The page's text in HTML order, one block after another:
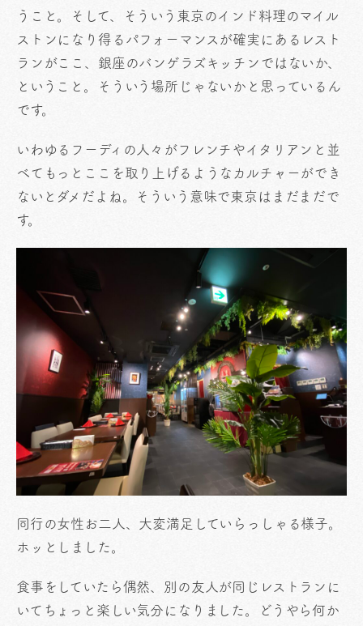
うこと。そして、そういう東京のインド料理のマイル
ストンになり得るパフォーマンスが確実にあるレスト
ランがここ、銀座のバンゲラズキッチンではないか、
ということ。そういう場所じゃないかと思っているん
です。
いわゆるフーディの人々がフレンチやイタリアンと並
べてもっとここを取り上げるようなカルチャーができ
ないとダメだよね。そういう意味で東京はまだまだで
す。
同行の女性お二人、大変満足していらっしゃる様子。
ホッとしました。
食事をしていたら偶然、別の友人が同じレストランに
いてちょっと楽しい気分になりました。どうやら何か